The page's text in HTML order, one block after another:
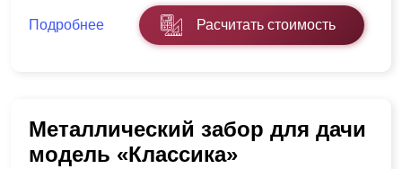
Подробнее Расчитать стоимость
Металлический забор для дачи
модель «Классика»